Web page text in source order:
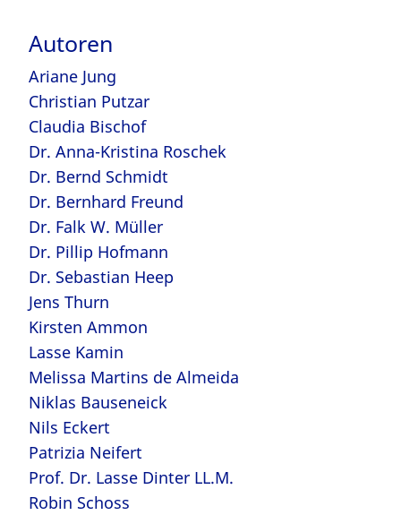
Autoren
Ariane Jung
Christian Putzar
Claudia Bischof
Dr. Anna-Kristina Roschek
Dr. Bernd Schmidt
Dr. Bernhard Freund
Dr. Falk W. Müller
Dr. Pillip Hofmann
Dr. Sebastian Heep
Jens Thurn
Kirsten Ammon
Lasse Kamin
Melissa Martins de Almeida
Niklas Bauseneick
Nils Eckert
Patrizia Neifert
Prof. Dr. Lasse Dinter LL.M.
Robin Schoss